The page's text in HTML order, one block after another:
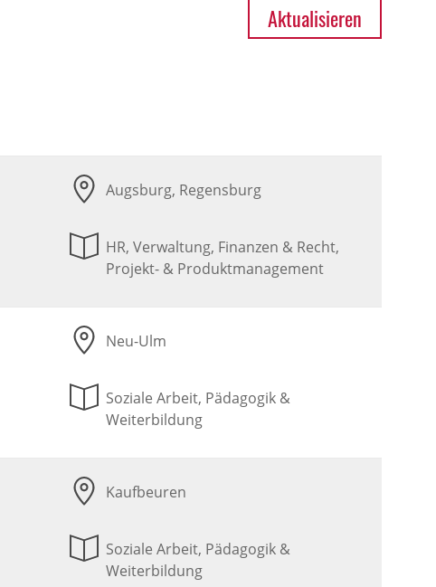
Aktualisieren
Augsburg, Regensburg
HR, Verwaltung, Finanzen & Recht,
Projekt- & Produktmanagement
Neu-Ulm
Soziale Arbeit, Pädagogik &
Weiterbildung
Kaufbeuren
Soziale Arbeit, Pädagogik &
Weiterbildung